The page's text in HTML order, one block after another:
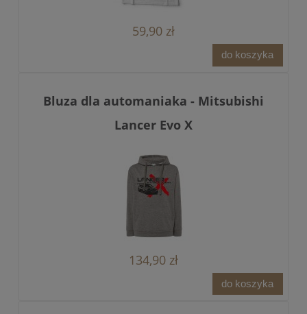
59,90 zł
do koszyka
Bluza dla automaniaka - Mitsubishi
Lancer Evo X
134,90 zł
do koszyka